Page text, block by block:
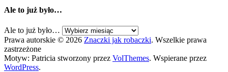
Ale to już było…
Ale to już było…
Prawa autorskie © 2026 Znaczki jak robaczki. Wszelkie prawa
zastrzeżone
Motyw: Patricia stworzony przez VolThemes. Wspierane przez
WordPress.